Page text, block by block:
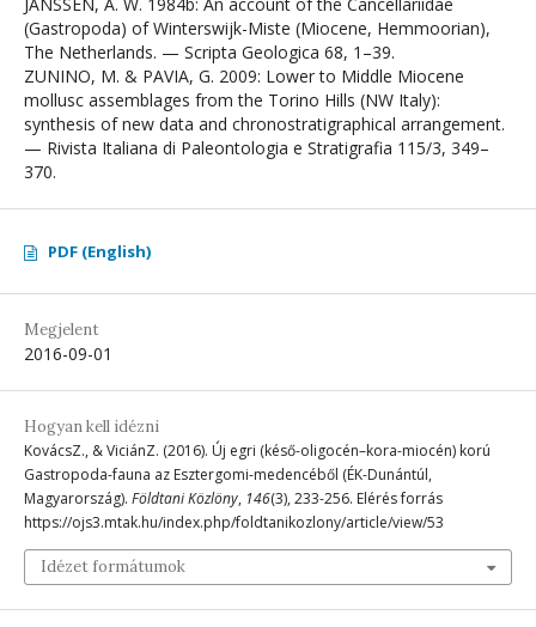
(Gastropoda) of Winterswijk-Miste (Miocene, Hemmoorian),
The Netherlands. — Scripta Geologica 68, 1–39.
ZUNINO, M. & PAVIA, G. 2009: Lower to Middle Miocene
mollusc assemblages from the Torino Hills (NW Italy):
synthesis of new data and chronostratigraphical arrangement.
— Rivista Italiana di Paleontologia e Stratigrafia 115/3, 349–
370.
PDF (English)
Megjelent
2016-09-01
Hogyan kell idézni
KovácsZ., & ViciánZ. (2016). Új egri (késő-oligocén–kora-miocén) korú
Gastropoda-fauna az Esztergomi-medencéből (ÉK-Dunántúl,
Magyarország). Földtani Közlöny, 146(3), 233-256. Elérés forrás
https://ojs3.mtak.hu/index.php/foldtanikozlony/article/view/53
Idézet formátumok